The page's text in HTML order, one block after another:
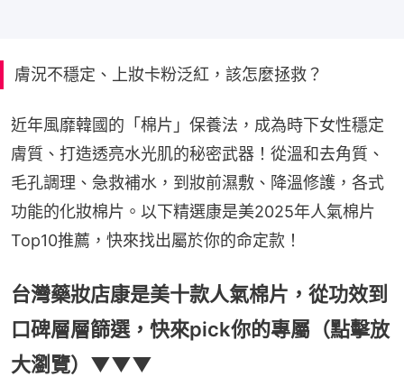
膚況不穩定、上妝卡粉泛紅，該怎麼拯救？
近年風靡韓國的「棉片」保養法，成為時下女性穩定
膚質、打造透亮水光肌的秘密武器！從溫和去角質、
毛孔調理、急救補水，到妝前濕敷、降溫修護，各式
功能的化妝棉片。以下精選康是美2025年人氣棉片
Top10推薦，快來找出屬於你的命定款！
台灣藥妝店康是美十款人氣棉片，從功效到
口碑層層篩選，快來pick你的專屬（點擊放
大瀏覽）▼▼▼